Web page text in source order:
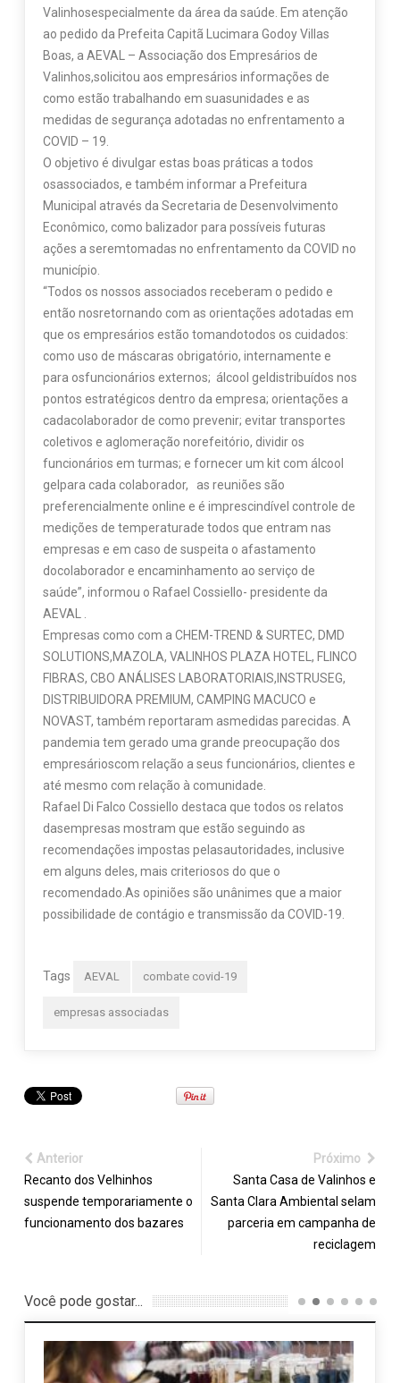
Valinhosespecialmente da área da saúde. Em atenção
ao pedido da Prefeita Capitã Lucimara Godoy Villas
Boas, a AEVAL – Associação dos Empresários de
Valinhos,solicitou aos empresários informações de
como estão trabalhando em suasunidades e as
medidas de segurança adotadas no enfrentamento a
COVID – 19.
O objetivo é divulgar estas boas práticas a todos
osassociados, e também informar a Prefeitura
Municipal através da Secretaria de Desenvolvimento
Econômico, como balizador para possíveis futuras
ações a seremtomadas no enfrentamento da COVID no
município.
“Todos os nossos associados receberam o pedido e
então nosretornando com as orientações adotadas em
que os empresários estão tomandotodos os cuidados:
como uso de máscaras obrigatório, internamente e
para osfuncionários externos; álcool geldistribuídos nos
pontos estratégicos dentro da empresa; orientações a
cadacolaborador de como prevenir; evitar transportes
coletivos e aglomeração norefeitório, dividir os
funcionários em turmas; e fornecer um kit com álcool
gelpara cada colaborador, as reuniões são
preferencialmente online e é imprescindível controle de
medições de temperaturade todos que entram nas
empresas e em caso de suspeita o afastamento
docolaborador e encaminhamento ao serviço de
saúde”, informou o Rafael Cossiello- presidente da
AEVAL .
Empresas como com a CHEM-TREND & SURTEC, DMD
SOLUTIONS,MAZOLA, VALINHOS PLAZA HOTEL, FLINCO
FIBRAS, CBO ANÁLISES LABORATORIAIS,INSTRUSEG,
DISTRIBUIDORA PREMIUM, CAMPING MACUCO e
NOVAST, também reportaram asmedidas parecidas. A
pandemia tem gerado uma grande preocupação dos
empresárioscom relação a seus funcionários, clientes e
até mesmo com relação à comunidade.
Rafael Di Falco Cossiello destaca que todos os relatos
dasempresas mostram que estão seguindo as
recomendações impostas pelasautoridades, inclusive
em alguns deles, mais criteriosos do que o
recomendado.As opiniões são unânimes que a maior
possibilidade de contágio e transmissão da COVID-19.
Tags AEVAL combate covid-19
empresas associadas
Anterior
Recanto dos Velhinhos
suspende temporariamente o
funcionamento dos bazares
Próximo
Santa Casa de Valinhos e
Santa Clara Ambiental selam
parceria em campanha de
reciclagem
Você pode gostar...